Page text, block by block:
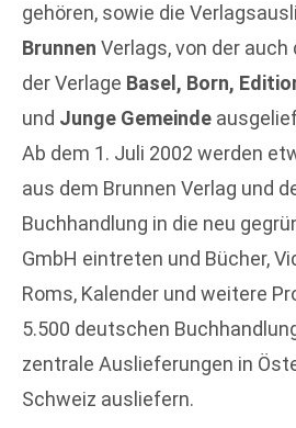
gehören, sowie die
Brunnen Verlags, von der
der Verlage Basel, Born,
und Junge Gemeinde
Ab dem 1. Juli 2002 werden
aus dem Brunnen Verlag und
Buchhandlung in die neu
GmbH eintreten und Bücher,
Roms, Kalender und weitere
5.500 deutschen
zentrale Auslieferungen in
Schweiz ausliefern.